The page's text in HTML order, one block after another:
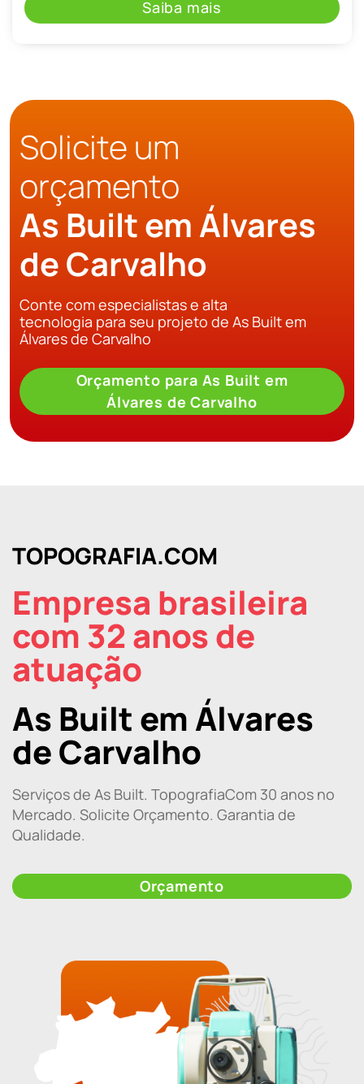
Saiba mais
Solicite um
orçamento
As Built em Álvares
de Carvalho
Conte com especialistas e alta
tecnologia para seu projeto de As Built em
Álvares de Carvalho
Orçamento para As Built em
Álvares de Carvalho
TOPOGRAFIA.COM
Empresa brasileira
com 32 anos de
atuação
As Built em Álvares
de Carvalho
Serviços de As Built. TopografiaCom 30 anos no
Mercado. Solicite Orçamento. Garantia de
Qualidade.
Orçamento